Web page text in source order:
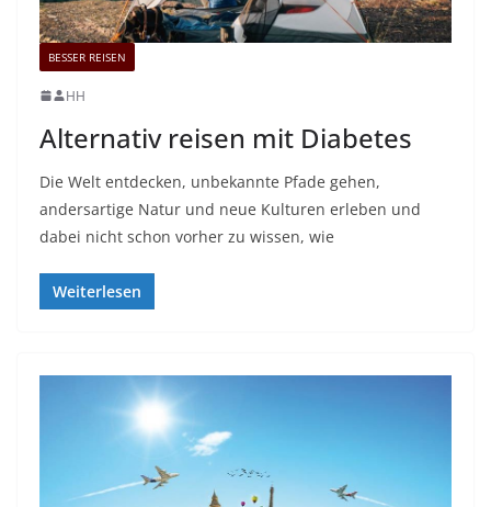
BESSER REISEN
HH
Alternativ reisen mit Diabetes
Die Welt entdecken, unbekannte Pfade gehen,
andersartige Natur und neue Kulturen erleben und
dabei nicht schon vorher zu wissen, wie
Weiterlesen